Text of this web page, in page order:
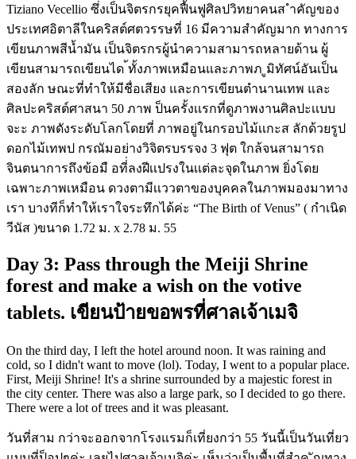
Tiziano Vecellio ซึ่งเป็นจิตรกรยุคฟื้นฟูศิลปวิทยาคนส ำคัญของ
ประเทศอิตาลีในคริสต์ศตวรรษที่ 16 มีความสำคัญมาก ทางการ
เขียนภาพสีน้ำมัน เป็นจิตรกรผู้นำความสามารถหลายด้าน ผู้
เขียนสามารถเขียนได ้ทั้งภาพเหมือนและภาพภ ูมิทัศน์อันเป็น
สองลัก ษณะที่ทำให้มีชื่อเสียง และการเขียนตำนานเทพ และ
ศิลปะคริสต์ศาสนา 50 ภาพ ป็นครั้งเเรกที่ดูภาพงานศิลปะเเบบ
จะะ ภาพดังระดับโลกโดยที่ ภาพอยู่ในกรอบไม้เเกะส ลักด้วยรูป
ดอกไม้เทพป กรณัมอย่างวิจิตรบรรจง 3 ฟุต ใกล้จนสามารถ
จินตนาการถึงข้อมื อที่่ลงฝีเเปรงในเเต่ละจุดในภาพ ยิ่งโดย
เฉพาะภาพเหมือน ดวงตามีเเววตาของบุคคลในภาพมองมาทาง
เรา บางทีก็ทำให้เราใจระทึกได้ค่ะ “The Birth of Venus” ( กำเนิด
วีนัส )ขนาด 1.72 ม. x 2.78 ม. 55
Day 3: Pass through the Meiji Shrine
forest and make a wish on the votive
tablets. เขียนป้ายขอพรที่ศาลเจ้าเมจิ
On the third day, I left the hotel around noon. It was raining and
cold, so I didn't want to move (lol). Today, I went to a popular place.
First, Meiji Shrine! It's a shrine surrounded by a majestic forest in
the city center. There was also a large park, so I decided to go there.
There were a lot of trees and it was pleasant.
วันที่สาม กว่าจะออกจากโรงแรมก็เที่ยงกว่า 55 วันนี้เป็นวันเที่ยว